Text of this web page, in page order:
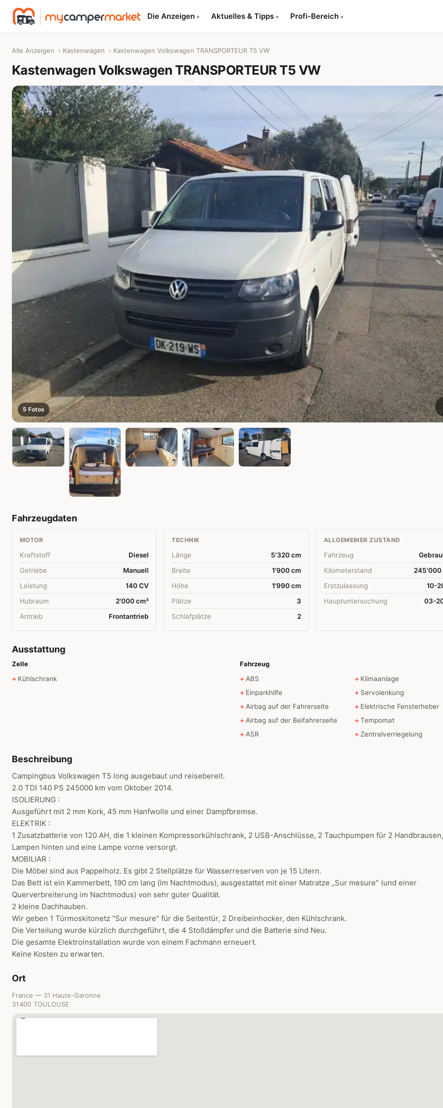
Die Anzeigen ▾ Aktuelles & Tipps ▾ Profi-Bereich ▾
Alle Anzeigen › Kastenwagen › Kastenwagen Volkswagen TRANSPORTEUR T5 VW
Kastenwagen Volkswagen TRANSPORTEUR T5 VW
5 Fotos
Fahrzeugdaten
MOTOR
Kraftstoff
Diesel
Getriebe
Manuell
Leistung
140 CV
Hubraum
2'000 cm³
Antrieb
Frontantrieb
TECHNIK
Länge
5'320 cm
Breite
1'900 cm
Höhe
1'990 cm
Plätze
3
Schlafplätze
2
ALLGEMEINER ZUSTAND
Fahrzeug
Kilometerstand
245'000
Erstzulassung
10-
Hauptuntersuchung
03-
Ausstattung
Zelle
Kühlschrank
Fahrzeug
ABS
Einparkhilfe
Airbag auf der Fahrerseite
Airbag auf der Beifahrerseite
ASR
Klimaanlage
Servolenkung
Elektrische Fensterheber
Tempomat
Zentralverriegelung
Beschreibung
Campingbus Volkswagen T5 long ausgebaut und reisebereit.
2.0 TDI 140 PS 245000 km vom Oktober 2014.
ISOLIERUNG :
Ausgeführt mit 2 mm Kork, 45 mm Hanfwolle und einer Dampfbremse.
ELEKTRIK :
1 Zusatzbatterie von 120 AH, die 1 kleinen Kompressorkühlschrank, 2 USB-Anschlüsse, 2 Tauchpumpen für 2
Lampen hinten und eine Lampe vorne versorgt.
MOBILIAR :
Die Möbel sind aus Pappelholz. Es gibt 2 Stellplätze für Wasserreserven von je 15 Litern.
Das Bett ist ein Kammerbett, 190 cm lang (im Nachtmodus), ausgestattet mit einer Matratze „Sur mesure" (und einer
Querverbreiterung im Nachtmodus) von sehr guter Qualität.
2 kleine Dachhauben.
Wir geben 1 Türmoskitonetz "Sur mesure" für die Seitentür, 2 Dreibeinhocker, den Kühlschrank.
Die Verteilung wurde kürzlich durchgeführt, die 4 Stoßdämpfer und die Batterie sind Neu.
Die gesamte Elektroinstallation wurde von einem Fachmann erneuert.
Keine Kosten zu erwarten.
Ort
France — 31 Haute-Garonne
31400 TOULOUSE